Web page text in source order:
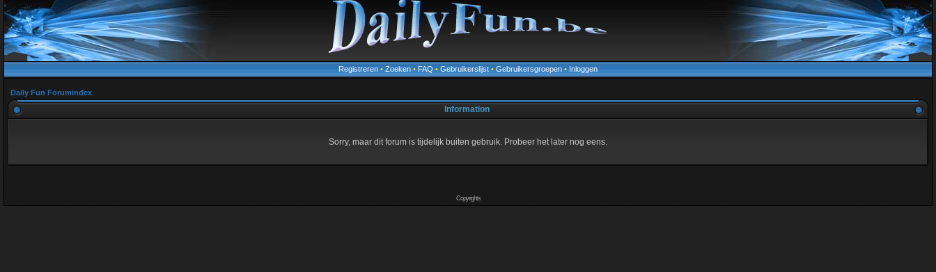
Registreren • Zoeken • FAQ • Gebruikerslijst • Gebruikersgroepen • Inloggen
Daily Fun Forumindex
Information
Sorry, maar dit forum is tijdelijk buiten gebruik. Probeer het later nog eens.
Copyrights